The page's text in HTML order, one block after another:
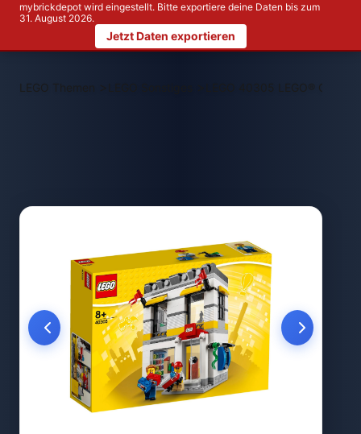
mybrickdepot wird eingestellt. Bitte exportiere deine Daten bis zum
31. August 2026.
Jetzt Daten exportieren
LEGO Themen > LEGO 40305 LEGO®